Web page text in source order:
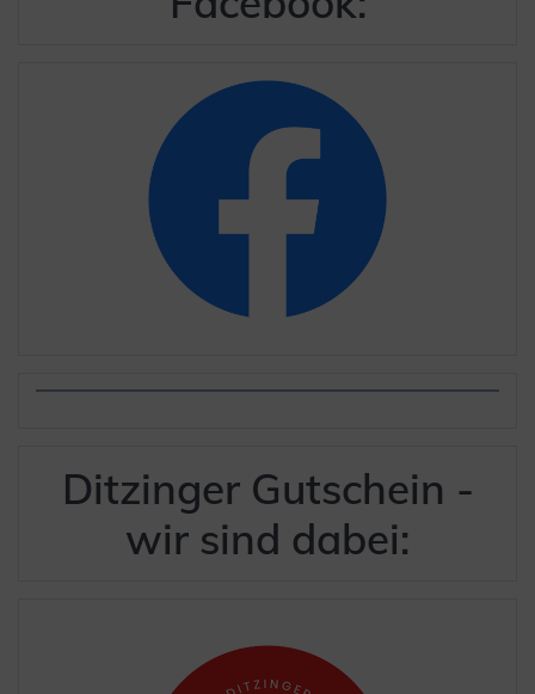
Ditzinger Gutschein -
wir sind dabei: